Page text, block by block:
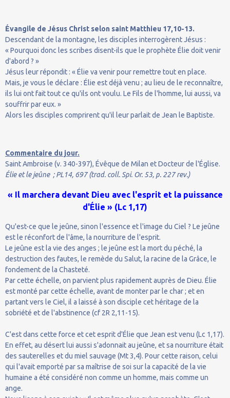
Évangile de Jésus Christ selon saint Matthieu 17,10-13.
Descendant de la montagne, les disciples interrogèrent Jésus :
« Pourquoi donc les scribes disent-ils que le prophète Élie doit venir
d'abord ? »
Jésus leur répondit : « Élie va venir pour remettre tout en place.
Mais, je vous le déclare : Élie est déjà venu ; au lieu de le reconnaître,
ils lui ont fait tout ce qu'ils ont voulu. Le Fils de l'homme, lui aussi, va
souffrir par eux. »
Alors les disciples comprirent qu'il leur parlait de Jean le Baptiste.
Commentaire du jour.
Saint Ambroise (v. 340-397), Évêque de Milan et Docteur de l'Église.
Élie et le jeûne ; PL14, 697 (trad. coll. Spi. Or. 53, p. 227 rev.)
« Il marchera devant Dieu avec l'esprit et la puissance
d'Élie » (Lc 1,17)
Qu'est-ce que le jeûne, sinon l'essence et l'image du Ciel ? Le jeûne
est le réconfort de l'âme, la nourriture de l'esprit.
Le jeûne est la vie des anges ; le jeûne est la mort du péché, la
destruction des fautes, le remède du Salut, la racine de la Grâce, le
fondement de la Chasteté.
Par cette échelle, on parvient plus rapidement auprès de Dieu. Élie
est monté par cette échelle, avant de monter par le char ; et en
partant vers le Ciel, il a laissé à son disciple cet héritage de la
sobriété et de l'abstinence (cf 2R 2,11-15).
C'est dans cette force et cet esprit d'Élie que Jean est venu (Lc 1,17).
En effet, au désert lui aussi s'adonnait au jeûne, et sa nourriture était
des sauterelles et du miel sauvage (Mt 3,4). Pour cette raison, celui
qui l'avait emporté par sa maîtrise de soi sur la capacité de la vie
humaine a été considéré non comme un homme, mais comme un
ange.